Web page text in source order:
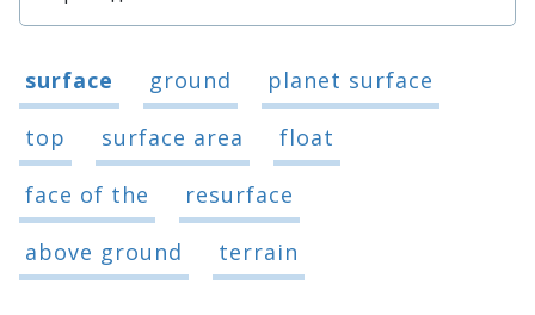
Варианты перевода слова
surface ground
planet surface
top
surface area
float
face of the
resurface
above ground
terrain